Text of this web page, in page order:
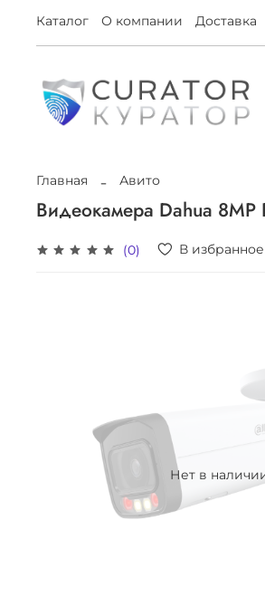
Каталог О компании Доставка
Главная Авито
Видеокамера Dahua 8MP
(0) В избранное
Нет в